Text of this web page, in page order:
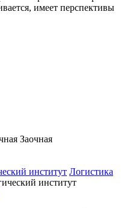
имеет перспективы
Заочная
институт Логистика